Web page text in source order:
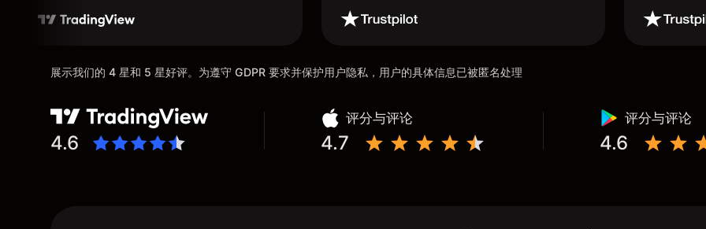
展示我们的 4 星和 5 星好评。为遵守 GDPR 要求并保护用户隐私，用户的具体信息已被匿名处理
4.6
评分与评论
4.7
评分与评论
4.6